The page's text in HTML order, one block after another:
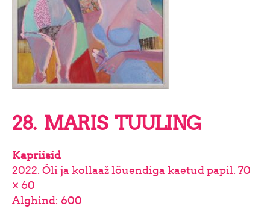
28. MARIS TUULING
Kapriisid
2022. Õli ja kollaaž lõuendiga kaetud papil. 70
× 60
Alghind: 600